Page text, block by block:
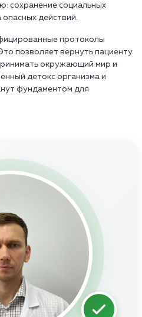
сохранение социальных
действий.
протоколы
позволяет вернуть пациенту
окружающий мир и
детокс организма и
фундаментом для